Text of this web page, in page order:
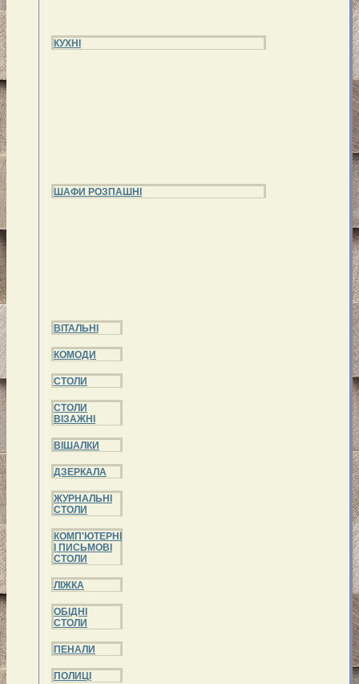
КУХНІ
ШАФИ РОЗПАШНІ
ВІТАЛЬНІ
КОМОДИ
СТОЛИ
СТОЛИ
ВІЗАЖНІ
ВІШАЛКИ
ДЗЕРКАЛА
ЖУРНАЛЬНІ
СТОЛИ
КОМП'ЮТЕРНІ
І ПИСЬМОВІ
СТОЛИ
ЛІЖКА
ОБІДНІ
СТОЛИ
ПЕНАЛИ
ПОЛИЦІ